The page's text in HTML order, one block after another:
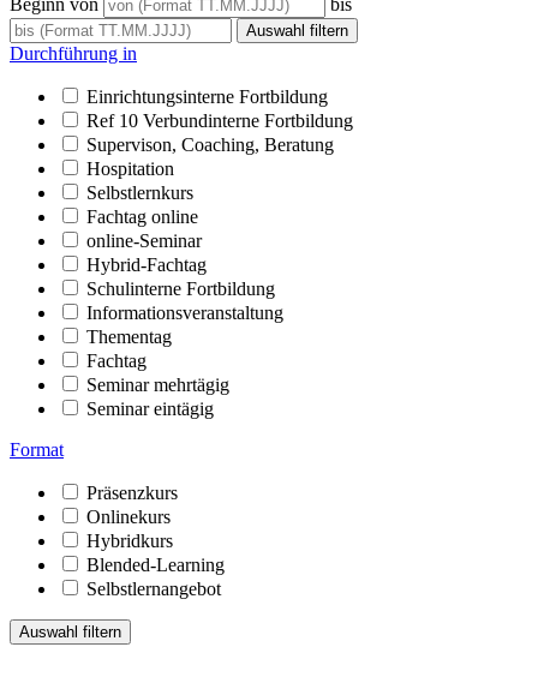
Durchführung in
Einrichtungsinterne Fortbildung
Ref 10 Verbundinterne Fortbildung
Supervison, Coaching, Beratung
Hospitation
Selbstlernkurs
Fachtag online
online-Seminar
Hybrid-Fachtag
Schulinterne Fortbildung
Informationsveranstaltung
Thementag
Fachtag
Seminar mehrtägig
Seminar eintägig
Format
Präsenzkurs
Onlinekurs
Hybridkurs
Blended-Learning
Selbstlernangebot